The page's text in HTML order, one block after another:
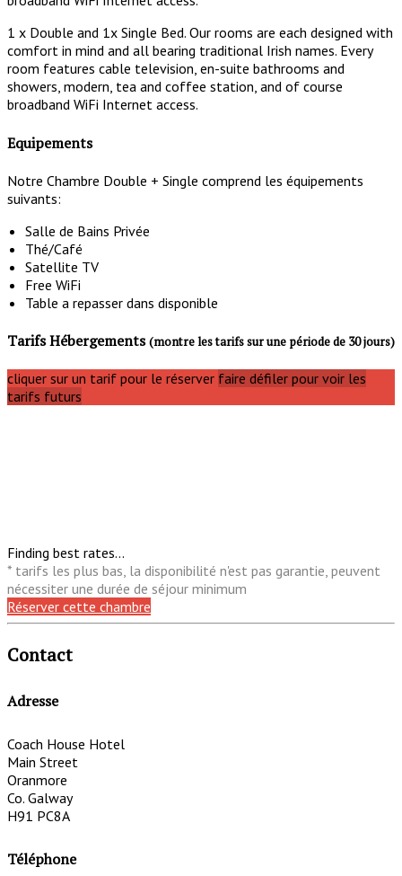
1 x Double and 1x Single Bed. Our rooms are each designed with
comfort in mind and all bearing traditional Irish names. Every
room features cable television, en-suite bathrooms and
showers, modern, tea and coffee station, and of course
broadband WiFi Internet access.
Equipements
Notre Chambre Double + Single comprend les équipements
suivants:
Salle de Bains Privée
Thé/Café
Satellite TV
Free WiFi
Table a repasser dans disponible
Tarifs Hébergements(montre les tarifs sur une période de 30 jours)
cliquer sur un tarif pour le réserver faire défiler pour voir les
tarifs futurs
Finding best rates...
* tarifs les plus bas, la disponibilité n'est pas garantie, peuvent
nécessiter une durée de séjour minimum
Réserver cette chambre
Contact
Adresse
Coach House Hotel
Main Street
Oranmore
Co. Galway
H91 PC8A
Téléphone